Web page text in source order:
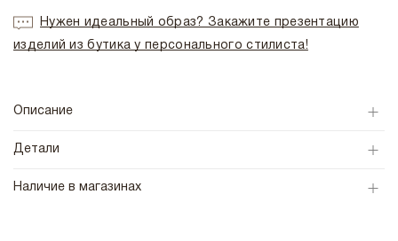
Нужен идеальный образ? Закажите презентацию
изделий из бутика у персонального стилиста!
Описание
Детали
Наличие в магазинах